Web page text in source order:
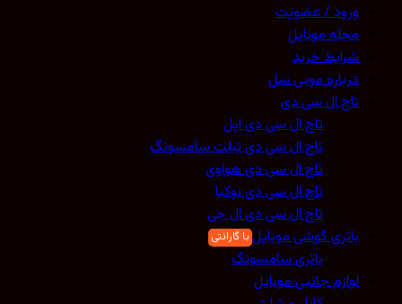
ورود / عضویت
مجله موبایل
شرایط خرید
درباره موبی سل
تاچ ال سی دی
تاچ ال سی دی اپل
تاچ ال سی دی تبلت سامسونگ
تاچ ال سی دی هواوی
تاچ ال سی دی نوکیا
تاچ ال سی دی ال جی
باتری گوشی موبایل
باتری سامسونگ
لوازم جانبی موبایل